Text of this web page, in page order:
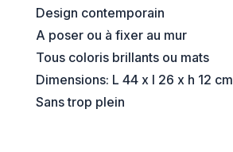
Design contemporain
A poser ou à fixer au mur
Tous coloris brillants ou mats
Dimensions: L 44 x l 26 x h 12 cm
Sans trop plein